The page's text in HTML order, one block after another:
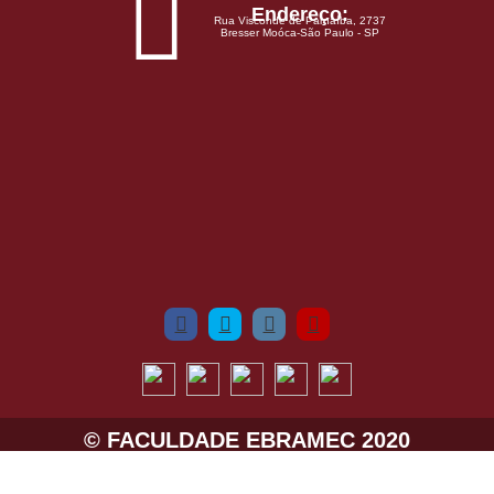
Endereço:
Rua Visconde de Parnaíba, 2737
Bresser Moóca-São Paulo - SP
© FACULDADE EBRAMEC 2020